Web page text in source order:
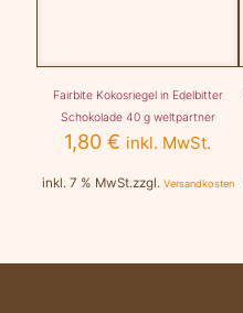
Fairbite Kokosriegel in Edelbitter
Schokolade 40 g weltpartner
1,80€ inkl. MwSt.
inkl. 7 % MwSt.zzgl. Versandkosten